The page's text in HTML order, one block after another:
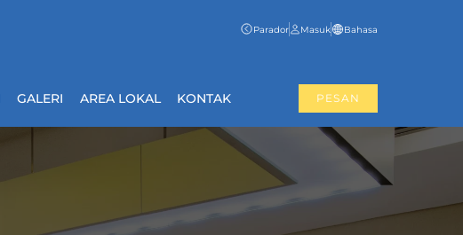
Parador Masuk Bahasa
GALERI AREA LOKAL KONTAK PESAN